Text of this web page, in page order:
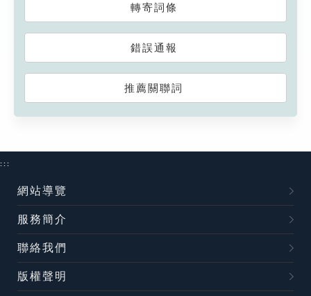
轉寄詞條
錯誤通報
推薦關聯詞
:::
網站導覽
服務簡介
聯絡我們
版權聲明